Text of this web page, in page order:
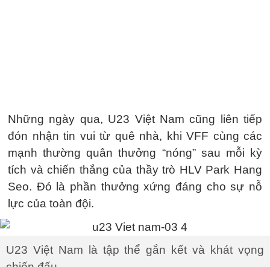
Những ngày qua, U23 Việt Nam cũng liên tiếp
đón nhận tin vui từ quê nhà, khi VFF cùng các
mạnh thường quân thưởng “nóng” sau mỗi kỳ
tích và chiến thắng của thầy trò HLV Park Hang
Seo. Đó là phần thưởng xứng đáng cho sự nỗ
lực của toàn đội.
U23 Việt Nam là tập thể gắn kết và khát vọng